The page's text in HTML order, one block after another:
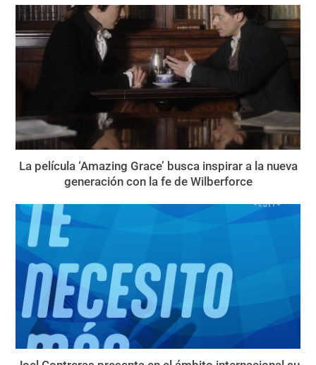
La película ‘Amazing Grace’ busca inspirar a la nueva
generación con la fe de Wilberforce